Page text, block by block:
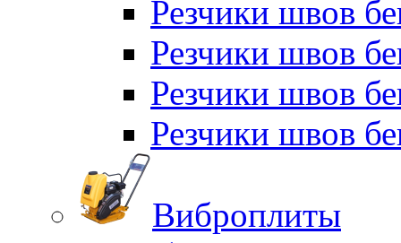
Резчики швов
Резчики швов
Резчики швов
Резчики швов
Виброплиты